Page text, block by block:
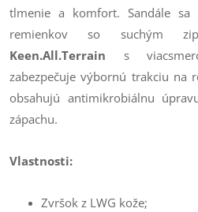
tlmenie a komfort. Sandále sa
remienkov so suchým
Keen.All.Terrain s
zabezpečuje výbornú trakciu na
obsahujú antimikrobiálnu
zápachu.
Vlastnosti:
Zvršok z LWG kože;